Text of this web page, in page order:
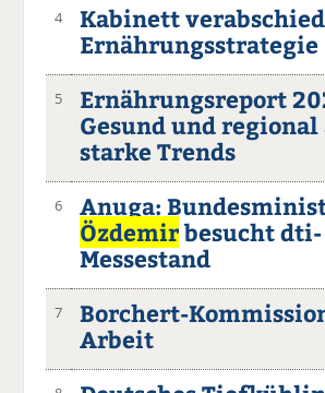
4
Kabinett
Ernährungsstrategie
5
Ernährungsreport
Gesund und regional
starke Trends
6 Anuga:
Özdemirbesucht dti-
Messestand
7
Borchert-
Arbeit